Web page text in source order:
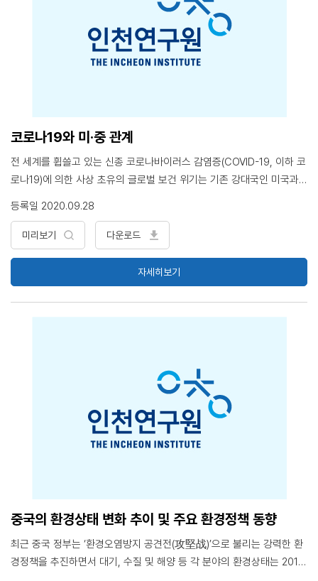
함. 구체적으로, 중국의 정치·외교적 압박을 위기관리 차원의 조기 경고
로 인식하고, 정책과 태도 변화 여부에 따라 압박 수위가 높아질 수 있음
을 인지할 필요가 있고, 정치적 효과를 극대화할 수 있는 산업을 집중적
으로 타격하기 때문에 해당 산업에 대한 신속한 선별과 지원책 마련이 우
요가 있음. 본 브리프는 저자의 「중국의 유럽 경제선진국 경제보복 특징
과 통합적 위기관리 전략」와 「국가핵심이익: 중국 화평발전노선의 내막을
복 현황과 함의 2. 중국의 프랑스 경제보복과 분쟁 해결 특징 3. 중국의
노르웨이 경제보복과 분쟁 해결 특징 4. 중국 경제보복과 프·노 양국 위
기관리 특징 5. 프·중, 노·중 갈등의 정책적 시사점
코로나19와 미·중 관계
전 세계를 휩쓸고 있는 신종 코로나바이러스 감염증(COVID-19, 이하 코
로나19)에 의한 사상 초유의 글로벌 보건 위기는 기존 강대국인 미국과
미·중 간 협력을 증진할지 아니면 오히려 경쟁과 갈등을 심화시키는 촉매
제 역할을 할지는 향후 미·중 관계의 미래를 가늠할 수 있는 중요한 시금
석이 될 전망. 미·중 양국 지도부의 고도의 정치적 계산 하에서 전개되고
있는 코로나19 책임론을 둘러싼 미·중 간 여론전은 상호 간의 불신과 적
대감을 고조시키고 있으며, 결국 이러한 상호 간의 불신과 반감은 미·중
외교·안보적 현안들에서 양국 간 갈등이 빈번하게 고조되는 것은 불가피
할 것으로 보임. 미·중 간 경쟁이 점차 표면화되고 격화될수록, 한국은 미
·중으로부터 각종 경제·외교·안보적 현안들에서 지속해서 선택을 강요받
는 전략적 딜레마에 처할 가능성이 크기 때문에, 이러한 선택의 딜레마를
극복하고 장기적으로 한미관계와 한중관계를 내실화하면서 한국의 국익
기와 중국과 미국의 대응 2. 코로나19 위기의 책임론을 둘러싼 미·중 간
여론전 3. 포스트 코로나 시대의 미·중 관계 전망
등록일 2020.09.28
미리보기 다운로드
자세히보기
중국의 환경상태 변화 추이 및 주요 환경정책 동향
최근 중국 정부는 ‘환경오염방지 공견전(攻堅战)’으로 불리는 강력한 환
경정책을 추진하면서 대기, 수질 및 해양 등 각 분야의 환경상태는 2017